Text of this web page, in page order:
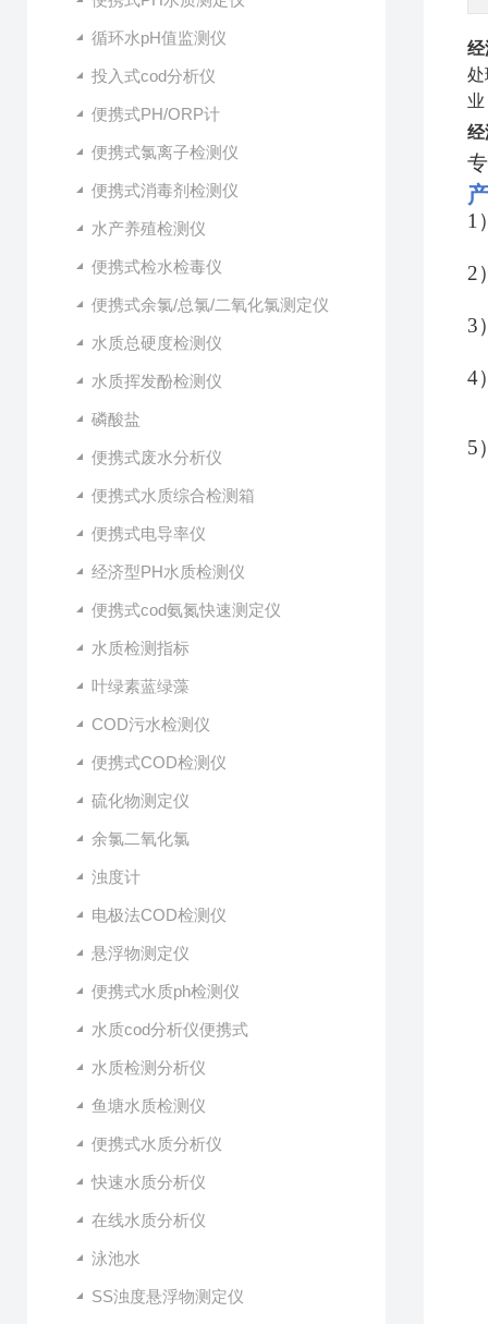
循环水pH值监测仪
投入式cod分析仪
便携式PH/ORP计
便携式氯离子检测仪
便携式消毒剂检测仪
水产养殖检测仪
便携式检水检毒仪
便携式余氯/总氯/二氧化氯测定仪
水质总硬度检测仪
水质挥发酚检测仪
磷酸盐
便携式废水分析仪
便携式水质综合检测箱
便携式电导率仪
经济型PH水质检测仪
便携式cod氨氮快速测定仪
水质检测指标
叶绿素蓝绿藻
COD污水检测仪
便携式COD检测仪
硫化物测定仪
余氯二氧化氯
浊度计
电极法COD检测仪
悬浮物测定仪
便携式水质ph检测仪
水质cod分析仪便携式
水质检测分析仪
鱼塘水质检测仪
便携式水质分析仪
快速水质分析仪
在线水质分析仪
泳池水
SS浊度悬浮物测定仪
经
处
业
经
1
2
3
4
5